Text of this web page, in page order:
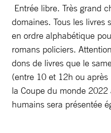
Entrée libre. Très grand
domaines. Tous les livres
en ordre alphabétique
romans policiers.
dons de livres que le
(entre 10 et 12h ou
la Coupe du monde 2022
humains sera présentée